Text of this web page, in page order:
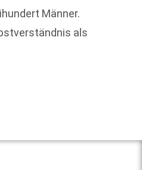
Männer.
als